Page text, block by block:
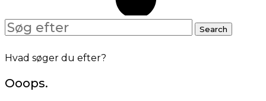
Search
for:
Search
Hvad søger du efter?
Ooops.